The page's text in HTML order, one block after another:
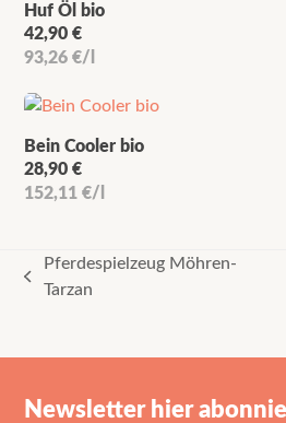
Huf Öl bio
42,90€
93,26€/
Bein Cooler bio
28,90€
152,11€/
vorheriger
Pferdespielzeug Möhren-
Tarzan
Newsletter hier